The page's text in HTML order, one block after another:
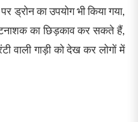
ड्रोन का उपयोग भी किया गया,
का छिड़काव कर सकते हैं,
वाली गाड़ी को देख कर लोगों में